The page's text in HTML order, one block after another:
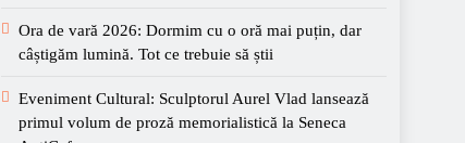
Ora de vară 2026: Dormim cu o oră mai puțin, dar
câștigăm lumină. Tot ce trebuie să știi
Eveniment Cultural: Sculptorul Aurel Vlad lansează
primul volum de proză memorialistică la Seneca